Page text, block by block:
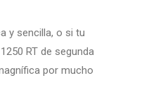
y sencilla, o si tu
RT de segunda
por mucho